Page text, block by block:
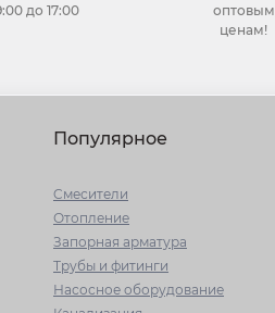
до 17:00
оптовым
ценам!
Популярное
Cмесители
Отопление
Запорная арматура
Трубы и фитинги
Насосное оборудование